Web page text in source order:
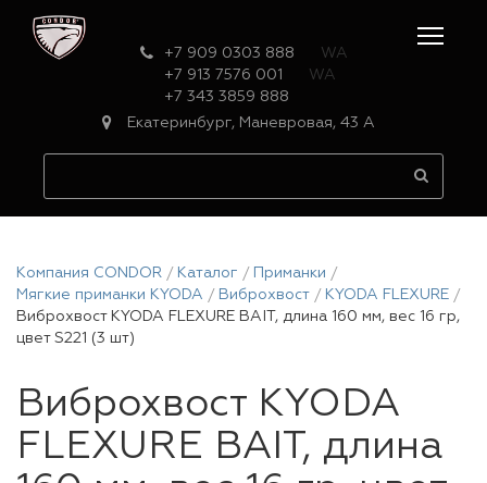
+7 909 0303 888
WA
+7 913 7576 001
WA
+7 343 3859 888
Екатеринбург, Маневровая, 43 А
Компания CONDOR Каталог
Приманки
Мягкие приманки KYODA
Виброхвост
KYODA FLEXURE
Виброхвост KYODA FLEXURE BAIT, длина 160 мм, вес 16 гр,
цвет S221 (3 шт)
Виброхвост KYODA
FLEXURE BAIT, длина